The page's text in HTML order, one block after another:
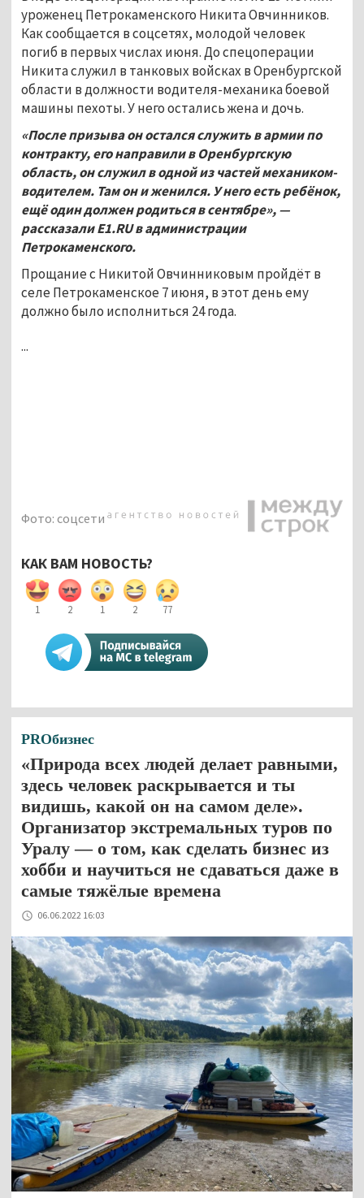
уроженец Петрокаменского Никита Овчинников.
Как сообщается в соцсетях, молодой человек
погиб в первых числах июня. До спецоперации
Никита служил в танковых войсках в Оренбургской
области в должности водителя-механика боевой
машины пехоты. У него остались жена и дочь.
«После призыва он остался служить в армии по
контракту, его направили в Оренбургскую
область, он служил в одной из частей механиком-
водителем. Там он и женился. У него есть ребёнок,
ещё один должен родиться в сентябре», —
рассказали E1.RU в администрации
Петрокаменского.
Прощание с Никитой Овчинниковым пройдёт в
селе Петрокаменское 7 июня, в этот день ему
должно было исполниться 24 года.
...
Фото: соцсети
КАК ВАМ НОВОСТЬ?
1 2 1 2 77
PROбизнес
«Природа всех людей делает равными,
здесь человек раскрывается и ты
видишь, какой он на самом деле».
Организатор экстремальных туров по
Уралу — о том, как сделать бизнес из
хобби и научиться не сдаваться даже в
самые тяжёлые времена
06.06.2022 16:03